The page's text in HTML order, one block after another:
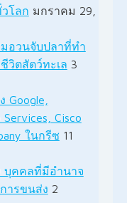
โลก มกราคม 29,
มอวนจับปลาที่ทำ
วิตสัตว์ทะเล 3
Cisco
ในกรีซ 11
บุคคลที่มีอำนาจ
ารขนส่ง 2